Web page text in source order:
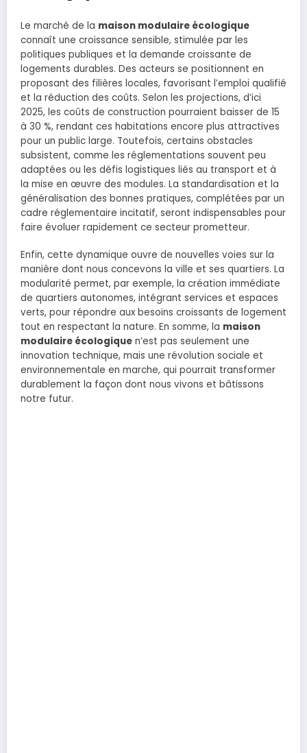
Le marché de la maison modulaire écologique
connaît une croissance sensible, stimulée par les
politiques publiques et la demande croissante de
logements durables. Des acteurs se positionnent en
proposant des filières locales, favorisant l’emploi qualifié
et la réduction des coûts. Selon les projections, d’ici
2025, les coûts de construction pourraient baisser de 15
à 30 %, rendant ces habitations encore plus attractives
pour un public large. Toutefois, certains obstacles
subsistent, comme les réglementations souvent peu
adaptées ou les défis logistiques liés au transport et à
la mise en œuvre des modules. La standardisation et la
généralisation des bonnes pratiques, complétées par un
cadre réglementaire incitatif, seront indispensables pour
faire évoluer rapidement ce secteur prometteur.
Enfin, cette dynamique ouvre de nouvelles voies sur la
manière dont nous concevons la ville et ses quartiers. La
modularité permet, par exemple, la création immédiate
de quartiers autonomes, intégrant services et espaces
verts, pour répondre aux besoins croissants de logement
tout en respectant la nature. En somme, la maison
modulaire écologique n’est pas seulement une
innovation technique, mais une révolution sociale et
environnementale en marche, qui pourrait transformer
durablement la façon dont nous vivons et bâtissons
notre futur.